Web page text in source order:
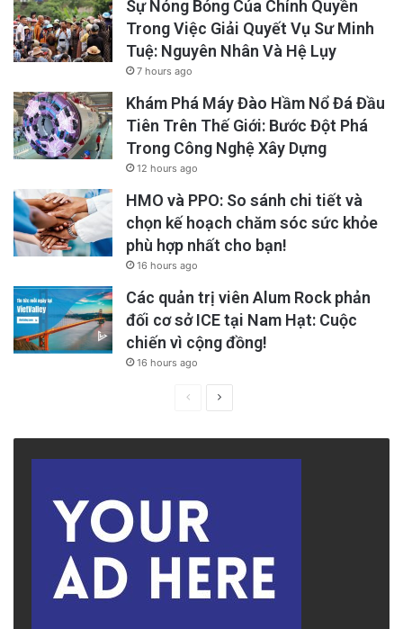
Sự Nóng Bỏng Của Chính Quyền
Trong Việc Giải Quyết Vụ Sư Minh
Tuệ: Nguyên Nhân Và Hệ Lụy
7 hours ago
Khám Phá Máy Đào Hầm Nổ Đá Đầu
Tiên Trên Thế Giới: Bước Đột Phá
Trong Công Nghệ Xây Dựng
12 hours ago
HMO và PPO: So sánh chi tiết và
chọn kế hoạch chăm sóc sức khỏe
phù hợp nhất cho bạn!
16 hours ago
Các quản trị viên Alum Rock phản
đối cơ sở ICE tại Nam Hạt: Cuộc
chiến vì cộng đồng!
16 hours ago
PreviousNext